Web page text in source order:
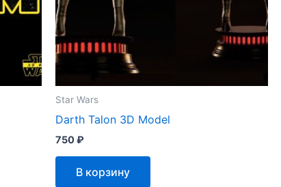
Star Wars
Darth Talon 3D Model
750₽
В корзину